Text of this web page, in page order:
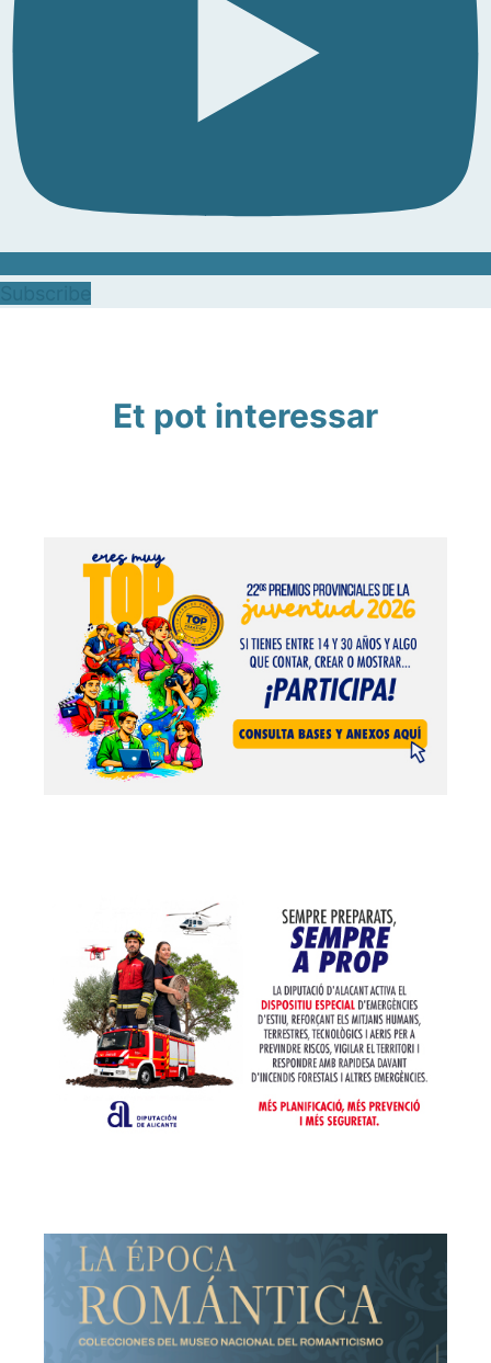
Et pot interessar